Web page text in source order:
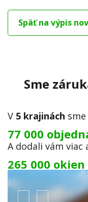
Späť na výpis
Sme
V 5 krajinách
77 000
A dodali vám viac
265 000